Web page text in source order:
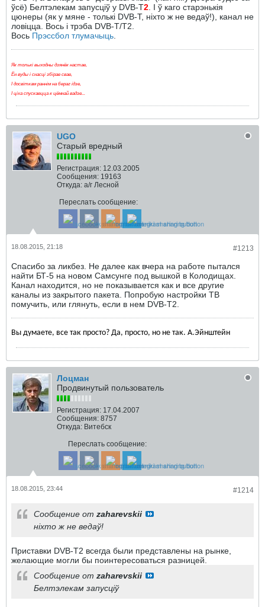
ўсё) Белтэлекам запусціў у DVB-T2 . І ў каго старэнькія
цюнеры (як у мяне - толькі DVB-T, ніхто ж не ведаў!), канал не
ловіцца. Вось і трэба DVB-T/T2.
Вось Прэссбол тлумачыць
Як толькі выходны дзянёк настае,
Ён вуды і снасці збірае свае,
І досвіткам раннім на бераг ідзе,
І ціха спускаецца к цёмнай вадзе...
UGO
Старый вредный
Регистрация: 12.03.2005
Сообщения: 19163
Откуда: а/г Лесной
Переслать сообщение:
#1213
18.08.2015, 21:18
Спасибо за ликбез. Не далее как вчера на работе пытался
найти БТ-5 на новом Самсунге под вышкой в Колодищах.
Канал находится, но не показывается как и все другие
каналы из закрытого пакета. Попробую настройки ТВ
помучить, или глянуть, если в нем DVB-T2.
Вы думаете, все так просто? Да, просто, но не так. А.Эйнштейн
Лоцман
Продвинутый пользователь
Регистрация: 17.04.2007
Сообщения: 8757
Откуда: Витебск
Переслать сообщение:
#1214
18.08.2015, 23:44
Сообщение от zaharevskii
ніхто ж не ведаў!
Приставки DVB-T2 всегда были представлены на рынке,
желающие могли бы поинтересоваться разницей.
Сообщение от zaharevskii
Белтэлекам запусціў